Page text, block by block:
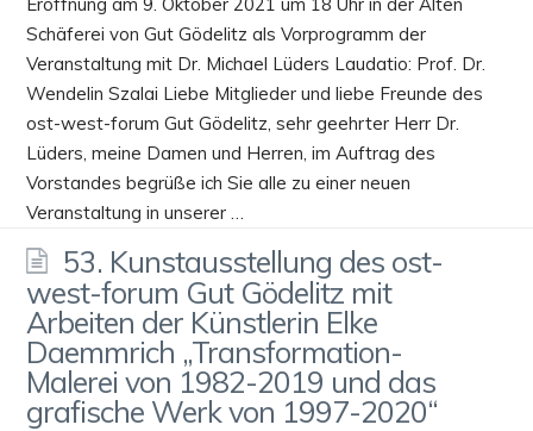
Schäferei von Gut Gödelitz als Vorprogramm der
Veranstaltung mit Dr. Michael Lüders Laudatio: Prof. Dr.
Wendelin Szalai Liebe Mitglieder und liebe Freunde des
ost-west-forum Gut Gödelitz, sehr geehrter Herr Dr.
Lüders, meine Damen und Herren, im Auftrag des
Vorstandes begrüße ich Sie alle zu einer neuen
Veranstaltung in unserer …
53. Kunstausstellung des ost-
west-forum Gut Gödelitz mit
Arbeiten der Künstlerin Elke
Daemmrich „Transformation-
Malerei von 1982-2019 und das
grafische Werk von 1997-2020“